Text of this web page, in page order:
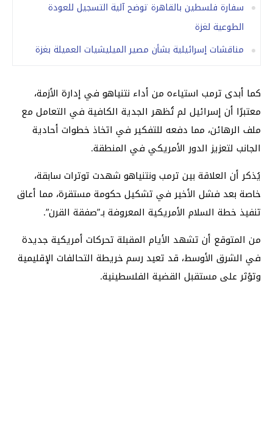
سفارة فلسطين بالقاهرة توضح آلية التسجيل للعودة
الطوعية لغزة
مناقشات إسرائيلية بشأن مصير الميليشيات العميلة بغزة
كما أبدى ترمب استياءه من أداء نتنياهو في إدارة الأزمة،
معتبرًا أن إسرائيل لم تُظهر الجدية الكافية في التعامل مع
ملف الرهائن، مما دفعه للتفكير في اتخاذ خطوات أحادية
الجانب لتعزيز الدور الأمريكي في المنطقة.
يُذكر أن العلاقة بين ترمب ونتنياهو شهدت توترات سابقة،
خاصة بعد فشل الأخير في تشكيل حكومة مستقرة، مما أعاق
تنفيذ خطة السلام الأمريكية المعروفة بـ”صفقة القرن”.
من المتوقع أن تشهد الأيام المقبلة تحركات أمريكية جديدة
في الشرق الأوسط، قد تعيد رسم خريطة التحالفات الإقليمية
وتؤثر على مستقبل القضية الفلسطينية.